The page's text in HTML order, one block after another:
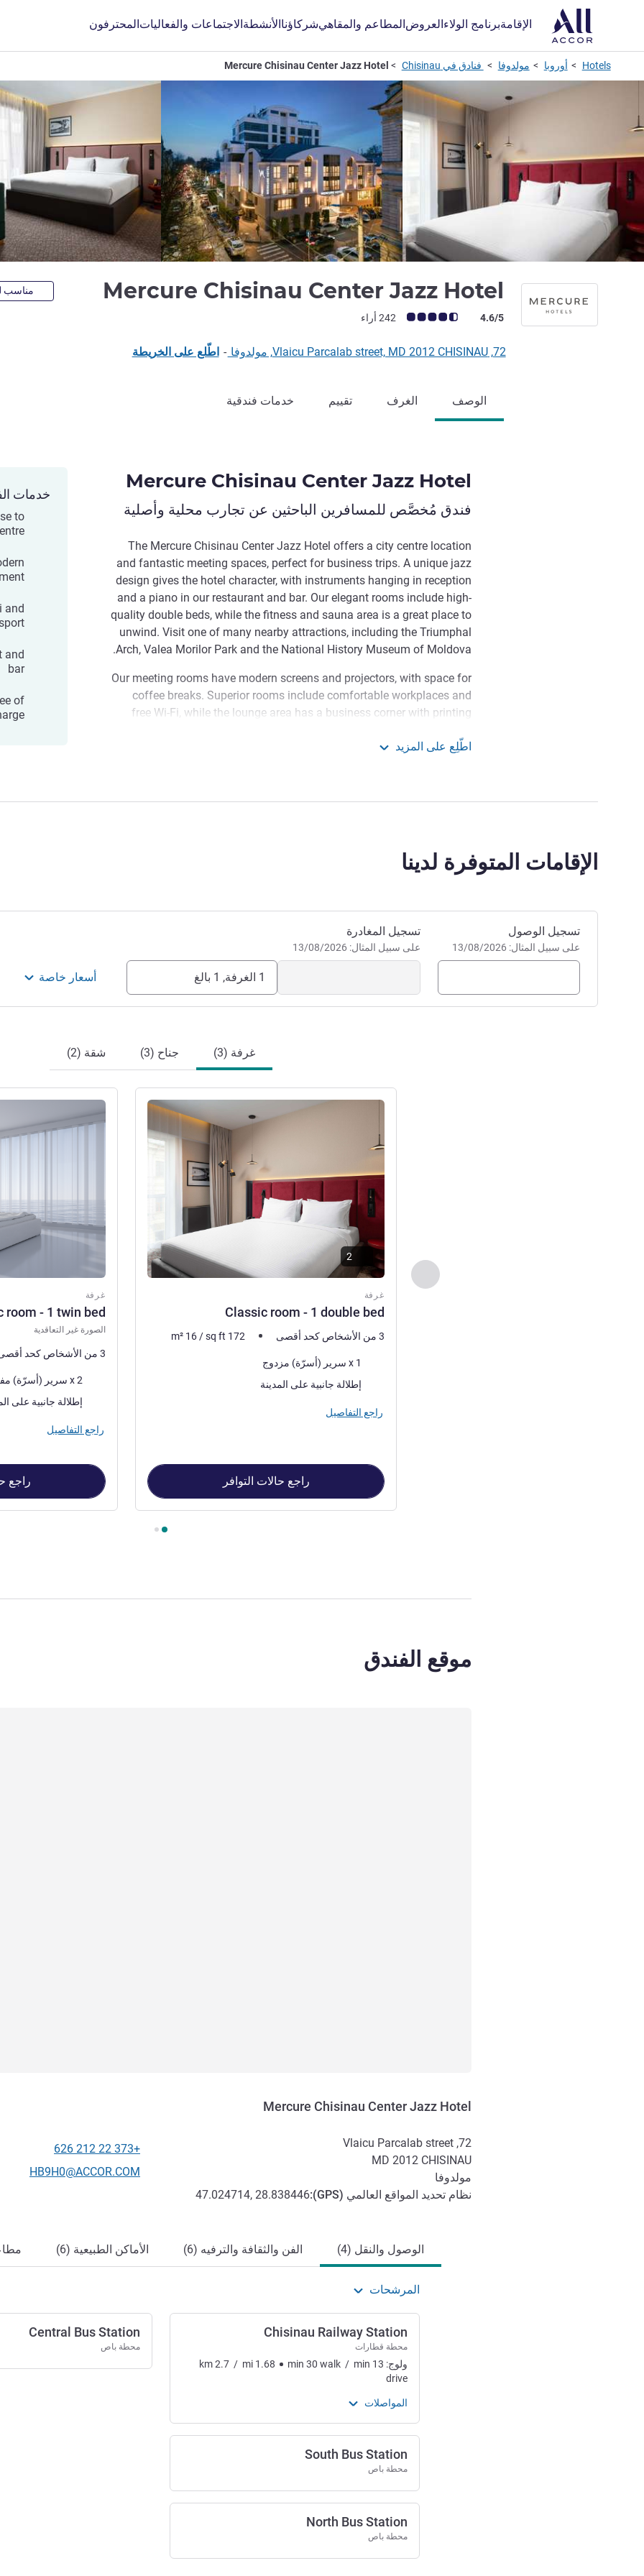
الإقامةبرنامج الولاءالعروضالمطاعم والمقاهيشركاؤناالأنشطةالاجتماعات والفعالياتالمحترفون
Hotels أوروبا مولدوفا فنادق في Chisinau Mercure Chisinau Center Jazz Hotel
Mercure Chisinau Center Jazz Hotel مناسب
ملاحظة أراء العملاء (رأي ALL)
4.6/5 242 أراء
72, Vlaicu Parcalab street, MD 2012 CHISINAU, مولدوفا - اطّلع على الخريطة
الوصف الغرف تقييم خدمات فندقية
Mercure Chisinau Center Jazz Hotel
فندق مُخصَّص للمسافرين الباحثين عن تجارب محلية وأصلية
The Mercure Chisinau Center Jazz Hotel offers a city centre location
and fantastic meeting spaces, perfect for business trips. A unique jazz
design gives the hotel character, with instruments hanging in reception
and a piano in our restaurant and bar. Our elegant rooms include high-
quality double beds, while the fitness and sauna area is a great place to
unwind. Visit one of many nearby attractions, including the Triumphal
Arch, Valea Morilor Park and the National History Museum of Moldova.
Our meeting rooms have modern screens and projectors, with space for
coffee breaks. Superior rooms include comfortable workplaces and
free Wi-Fi, while the lounge area has a business corner with printing
authentic Jazz restaurant. Decorative instruments create a vibrant
surprise every traveller.
إدارة الفندق Corina Papusoi
اطّلِع على المزيد
خدمات
to
and
and
bar
of
الإقامات المتوفرة لدينا
احجز في هذا الفندق
تسجيل الوصول
على سبيل المثال: 13/08/2026
تسجيل المغادرة
على سبيل المثال: 13/08/2026
1 الغرفة, 1 بالغ أسعار خاصة
غرفة (3) جناح (3) شقة (2)
السابق - غرفة
غرفة
Classic room - 1 double bed
راجع التفاصيل
3 من الأشخاص كحد أقصى m² 16 /sq ft 172
فرش السرير
1 x سرير (أسرّة) مزدوج
المناظر:إطلالة جانبية على المدينة
راجع التفاصيل
راجع حالات التوافر
غرفة
room - 1 twin bed
الصورة غير التعاقدية
راجع التفاصيل
3 من الأشخاص كحد أقصى
فرش السرير
2 x سرير (أسرّة) مفرد
المناظر:إطلالة جانبية على
راجع التفاصيل
راجع
موقع الفندق
Mercure Chisinau Center Jazz Hotel
72, Vlaicu Parcalab street
MD 2012 CHISINAU
مولدوفا
نظام تحديد المواقع العالمي (GPS
):
47.024714, 28.838446
الهاتف
+373 22 212 626
تواصل معنا عبر البريد
HB9H0@ACCOR.COM
الوصول والنقل (4) الفن والثقافة والترفيه (6) الأماكن الطبيعية (6)
المرشحات
Chisinau Railway Station
محطة قطارات
ولوج: km2.7 / mi 1.68 min 30 walk / min 13
drive
المواصلات
South Bus Station
محطة باص
North Bus Station
محطة باص
Central Bus Station
محطة باص